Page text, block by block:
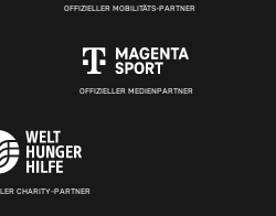
OFFIZIELLER MOBILITÄTS-PARTNER
OFFIZIELLER MEDIENPARTNER
CHARITY-PARTNER